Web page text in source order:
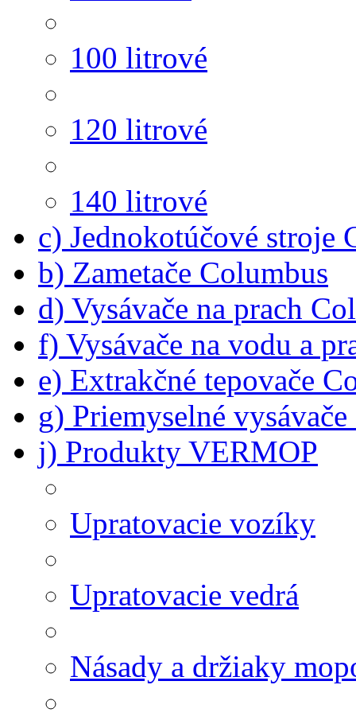
100 litrové
120 litrové
140 litrové
c) Jednokotúčové stroje
b) Zametače Columbus
d) Vysávače na prach
f) Vysávače na vodu a
e) Extrakčné tepovače
g) Priemyselné
j) Produkty VERMOP
Upratovacie vozíky
Upratovacie vedrá
Násady a držiaky